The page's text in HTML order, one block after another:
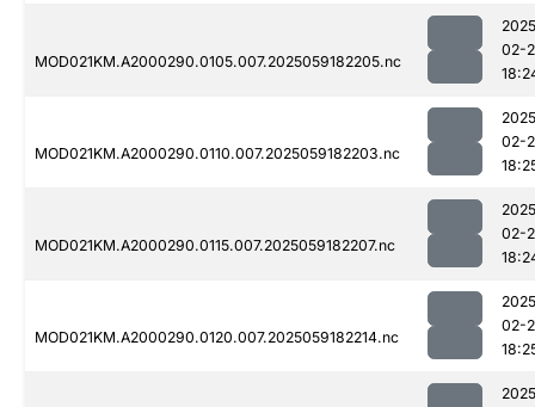
MOD021KM.A2000290.0105.007.2025059182205.nc
02-
MOD021KM.A2000290.0110.007.2025059182203.nc
02-
MOD021KM.A2000290.0115.007.2025059182207.nc
02-
MOD021KM.A2000290.0120.007.2025059182214.nc
02-